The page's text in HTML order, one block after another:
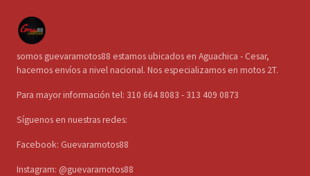
somos guevaramotos88 estamos ubicados en Aguachica - Cesar,
hacemos envíos a nivel nacional. Nos especializamos en motos 2T.
Para mayor información tel: 310 664 8083 - 313 409 0873
Síguenos en nuestras redes:
Facebook: Guevaramotos88
Instagram: @guevaramotos88